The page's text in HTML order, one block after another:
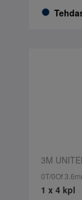
3M
0T/0Of
1 x 4 kpl